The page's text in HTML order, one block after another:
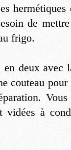
hermétiques
de
frigo.
en deux avec
couteau pour
vidées à